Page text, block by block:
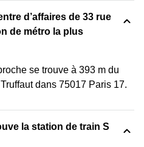
d’affaires de 33 rue
de métro la plus
se trouve à 393 m du
dans 75017 Paris 17.
la station de train S